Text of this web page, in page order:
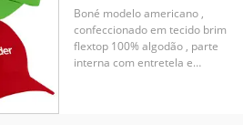
Boné modelo americano ,
confeccionado em tecido brim
flextop 100% algodão , parte
interna com entretela e